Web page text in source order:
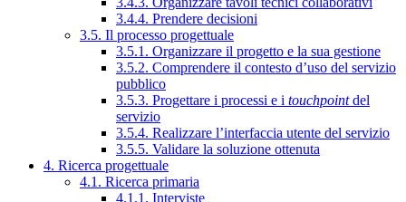
3.4.4. Prendere decisioni
3.5. Il processo progettuale
3.5.1. Organizzare il progetto e la sua gestione
3.5.2. Comprendere il contesto d’uso del servizio
pubblico
3.5.3. Progettare i processi e i touchpointdel
servizio
3.5.4. Realizzare l’interfaccia utente del servizio
3.5.5. Validare la soluzione ottenuta
4. Ricerca progettuale
4.1. Ricerca primaria
4.1.1. Interviste